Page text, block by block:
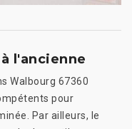
l'ancienne
Walbourg 67360
pour
Par ailleurs, le